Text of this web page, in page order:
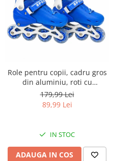
Role pentru copii, cadru gros
din aluminiu, roti cu
elasticitate ridicata si
rezistenta la uzura, marime
reglabila 30-34, sisteme
Albastru
179,99 Lei
89,99 Lei
IN STOC
ADAUGA IN COS